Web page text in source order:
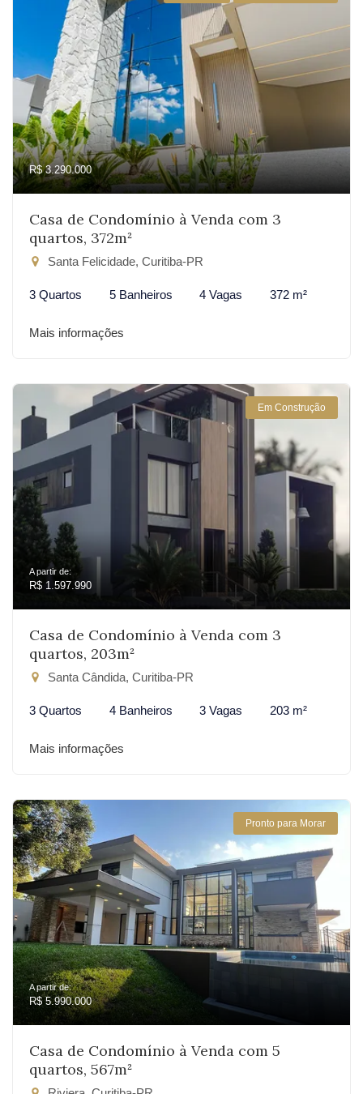
R$ 3.290.000
Casa de Condomínio à Venda com 3
quartos, 372m²
Santa Felicidade, Curitiba-PR
3 Quartos 5 Banheiros 4 Vagas 372 m²
Mais informações
Em Construção
A partir de:
R$ 1.597.990
Casa de Condomínio à Venda com 3
quartos, 203m²
Santa Cândida, Curitiba-PR
3 Quartos 4 Banheiros 3 Vagas 203 m²
Mais informações
Pronto para Morar
A partir de:
R$ 5.990.000
Casa de Condomínio à Venda com 5
quartos, 567m²